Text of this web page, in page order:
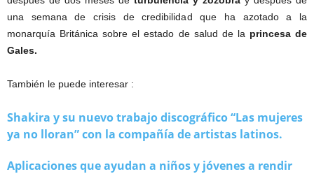
una semana de crisis de credibilidad que ha azotado a la
monarquía Británica sobre el estado de salud de la princesa de
Gales.
También le puede interesar :
Shakira y su nuevo trabajo discográfico “Las mujeres
ya no lloran” con la compañía de artistas latinos.
Aplicaciones que ayudan a niños y jóvenes a rendir